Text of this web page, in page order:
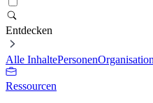
Entdecken
Alle InhaltePersonen
Ressourcen